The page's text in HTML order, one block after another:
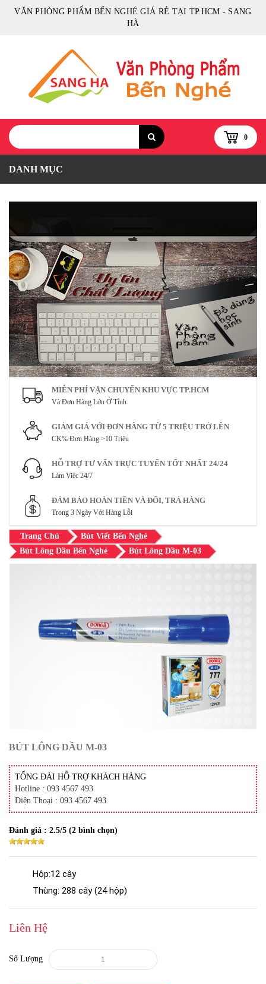
VĂN PHÒNG PHẨM BẾN NGHÉ GIÁ RẺ TẠI TP.HCM - SANG
HÀ
0
DANH MỤC
MIỄN PHÍ VẬN CHUYỂN KHU VỰC TP.HCM
Và Đơn Hàng Lớn Ở Tỉnh
GIẢM GIÁ VỚI ĐƠN HÀNG TỪ 5 TRIỆU TRỞ LÊN
CK% Đơn Hàng >10 Triệu
HỖ TRỢ TƯ VẤN TRỰC TUYẾN TỐT NHẤT 24/24
Làm Việc 24/7
ĐẢM BẢO HOÀN TIỀN VÀ ĐỔI, TRẢ HÀNG
Trong 3 Ngày Với Hàng Lỗi
Trang Chủ
Bút Viết Bến Nghé
Bút Lông Dầu Bến Nghé
Bút Lông Dầu M-03
BÚT LÔNG DẦU M-03
TỔNG ĐÀI HỖ TRỢ KHÁCH HÀNG
Hotline : 093 4567 493
Điện Thoại : 093 4567 493
Đánh giá : 2.5/5 (2 bình chọn)
Hộp:12 cây
Thùng: 288 cây (24 hộp)
Liên Hệ
Số Lượng